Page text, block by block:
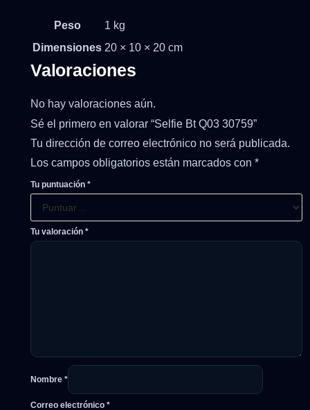
Peso
1 kg
Dimensiones 20 × 10 × 20 cm
Valoraciones
No hay valoraciones aún.
Sé el primero en valorar “Selfie Bt Q03 30759”
Tu dirección de correo electrónico no será publicada.
Los campos obligatorios están marcados con *
Tu puntuación *
Tu valoración *
Nombre *
Correo electrónico *